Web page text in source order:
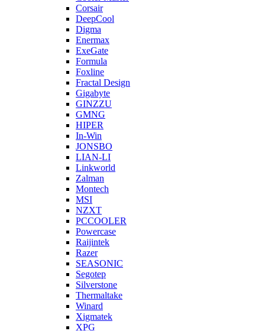
Corsair
DeepCool
Digma
Enermax
ExeGate
Formula
Foxline
Fractal Design
Gigabyte
GINZZU
GMNG
HIPER
In-Win
JONSBO
LIAN-LI
Linkworld
Zalman
Montech
MSI
NZXT
PCCOOLER
Powercase
Raijintek
Razer
SEASONIC
Segotep
Silverstone
Thermaltake
Winard
Xigmatek
XPG